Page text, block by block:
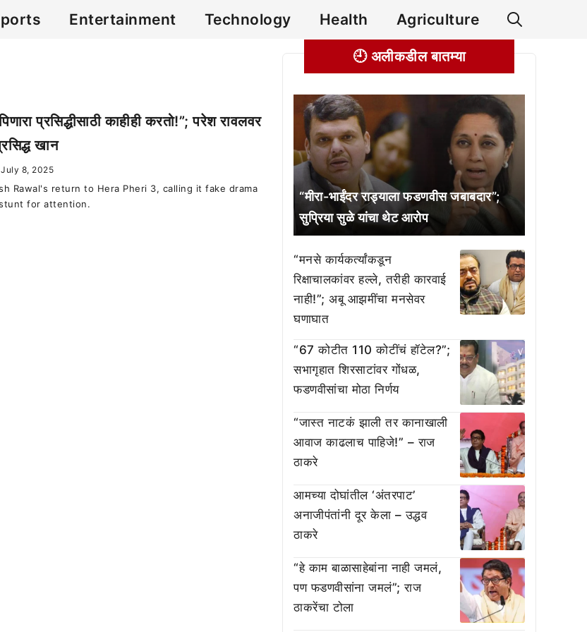
Entertainment Technology Health Agriculture
प्रसिद्धीसाठी काहीही करतो!”; परेश रावलवर
खान
July 8, 2025
Rawal's return to Hera Pheri 3, calling it fake drama
for attention.
🕘 अलीकडील बातम्या
“मीरा-भाईंदर राड्याला फडणवीस जबाबदार”;
सुप्रिया सुळे यांचा थेट आरोप
“मनसे कार्यकर्त्यांकडून
रिक्षाचालकांवर हल्ले, तरीही कारवाई
नाही!”; अबू आझमींचा मनसेवर
घणाघात
“67 कोटीत 110 कोटींचं हॉटेल?”;
सभागृहात शिरसाटांवर गोंधळ,
फडणवीसांचा मोठा निर्णय
“जास्त नाटकं झाली तर कानाखाली
आवाज काढलाच पाहिजे!” – राज
ठाकरे
आमच्या दोघांतील ‘अंतरपाट’
अनाजीपंतांनी दूर केला – उद्धव
ठाकरे
“हे काम बाळासाहेबांना नाही जमलं,
पण फडणवीसांना जमलं”; राज
ठाकरेंचा टोला